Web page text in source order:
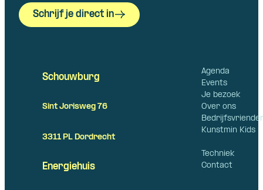
Schrijf je direct in
Agenda
Events
Je bezoek
Over ons
Kunstmin Kids
Techniek
Contact
Schouwburg
Sint Jorisweg 76
3311 PL Dordrecht
Energiehuis